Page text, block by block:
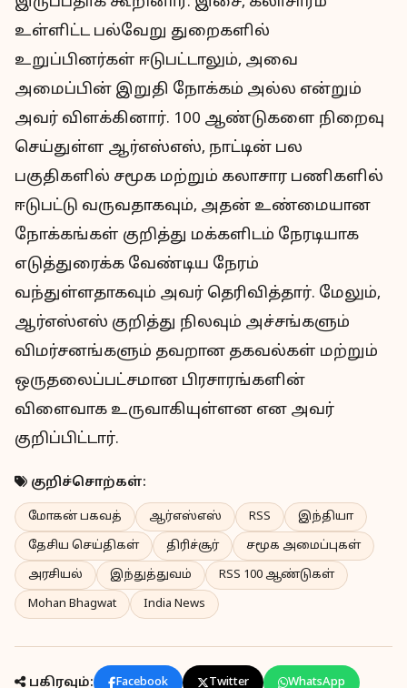
உள்ளிட்ட பல்வேறு துறைகளில்
உறுப்பினர்கள் ஈடுபட்டாலும், அவை
அமைப்பின் இறுதி நோக்கம் அல்ல என்றும்
அவர் விளக்கினார். 100 ஆண்டுகளை நிறைவு
செய்துள்ள ஆர்எஸ்எஸ், நாட்டின் பல
பகுதிகளில் சமூக மற்றும் கலாசார பணிகளில்
ஈடுபட்டு வருவதாகவும், அதன் உண்மையான
நோக்கங்கள் குறித்து மக்களிடம் நேரடியாக
எடுத்துரைக்க வேண்டிய நேரம்
வந்துள்ளதாகவும் அவர் தெரிவித்தார். மேலும்,
ஆர்எஸ்எஸ் குறித்து நிலவும் அச்சங்களும்
விமர்சனங்களும் தவறான தகவல்கள் மற்றும்
ஒருதலைப்பட்சமான பிரசாரங்களின்
விளைவாக உருவாகியுள்ளன என அவர்
குறிப்பிட்டார்.
குறிச்சொற்கள்:
மோகன் பகவத் ஆர்எஸ்எஸ் RSS
இந்தியா
தேசிய செய்திகள்
திரிச்சூர்
சமூக அமைப்புகள்
அரசியல்
இந்துத்துவம்
RSS 100 ஆண்டுகள்
Mohan Bhagwat
India News
பகிரவும்: Facebook Twitter WhatsApp